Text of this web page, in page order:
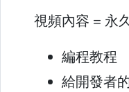
視頻內容 = 永
編程教程
給開發者